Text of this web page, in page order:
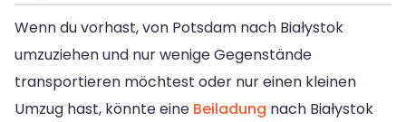
Wenn du vorhast, von Potsdam nach Białystok
umzuziehen und nur wenige Gegenstände
transportieren möchtest oder nur einen kleinen
Umzug hast, könnte eine Beiladung nach Białystok